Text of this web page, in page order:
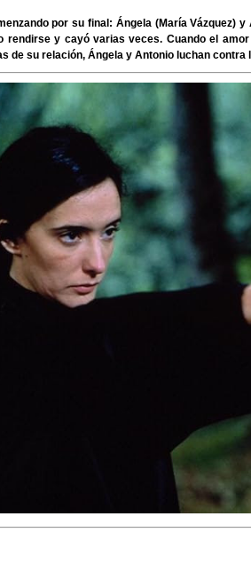
por su final: Ángela (María Vázquez)
y cayó varias veces. Cuando el
de su relación, Ángela y Antonio luchan